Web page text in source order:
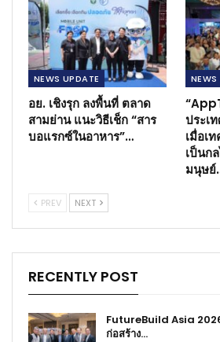
NEWS​ UPDATE
อย. เชิงรุก ลงพื้นที่ ตลาด
สามย่าน แนะวิธีเช็ก “สาร
บอแรกซ์ในอาหาร”…
NEWS​
ประเ
เมื่อเ
เป็นก
มนุษย์
PREV NEXT
RECENTLY POST
FutureBuild Asia
ก่อสร้าง…